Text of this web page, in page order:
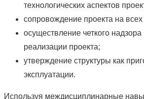
технологических аспектов
сопровождение проекта на
осуществление четкого надзора
реализации проекта;
утверждение структуры как
эксплуатации.
Используя междисциплинарные